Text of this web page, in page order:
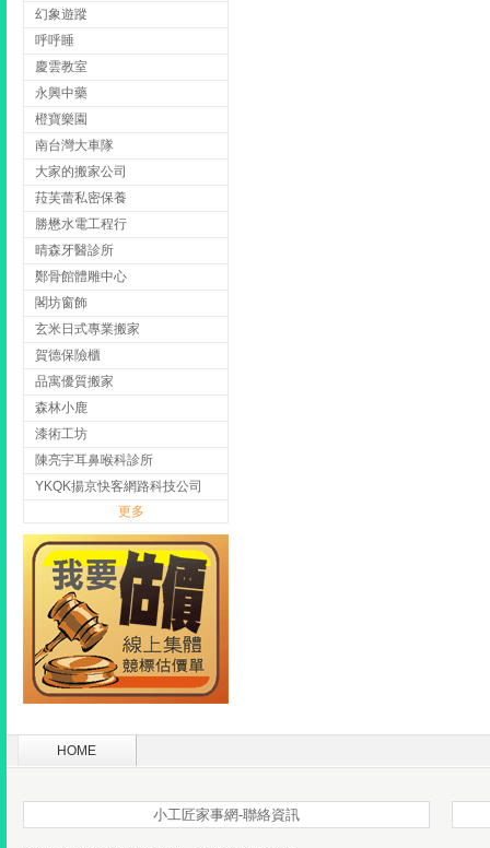
幻象遊蹤
呼呼睡
慶雲教室
永興中藥
橙寶樂園
南台灣大車隊
大家的搬家公司
菈芙蕾私密保養
勝懋水電工程行
晴森牙醫診所
鄭骨館體雕中心
閣坊窗飾
玄米日式專業搬家
賀德保險櫃
品寓優質搬家
森林小鹿
漆術工坊
陳亮宇耳鼻喉科診所
YKQK揚京快客網路科技公司
更多
HOME
小工匠家事網-聯絡資訊